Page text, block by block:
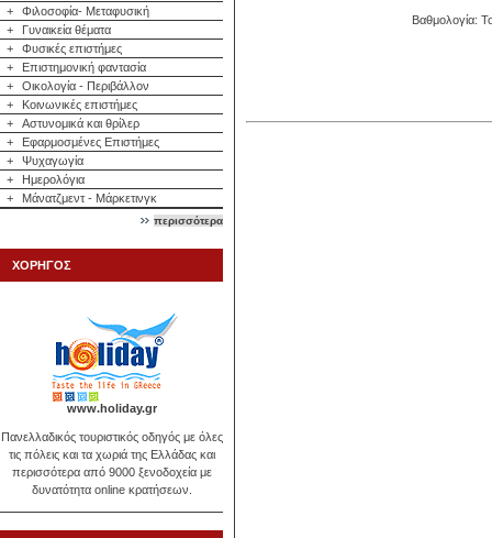
+
Φιλοσοφία- Μεταφυσική
+
Γυναικεία θέματα
+
Φυσικές επιστήμες
+
Επιστημονική φαντασία
+
Οικολογία - Περιβάλλον
+
Κοινωνικές επιστήμες
+
Αστυνομικά και θρίλερ
+
Εφαρμοσμένες Επιστήμες
+
Ψυχαγωγία
+
Ημερολόγια
+
Μάνατζμεντ - Μάρκετινγκ
περισσότερα
ΧΟΡΗΓΟΣ
www.holiday.gr
Πανελλαδικός τουριστικός οδηγός με όλες
τις πόλεις και τα χωριά της Ελλάδας και
περισσότερα από 9000 ξενοδοχεία με
δυνατότητα online κρατήσεων.
Βαθμολογία: